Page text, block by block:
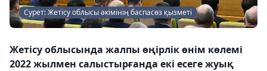
Сурет: Жетісу облысы әкімінің баспасөз қызметі
Жетісу облысында жалпы өңірлік өнім көлемі
2022 жылмен салыстырғанда екі есеге жуық